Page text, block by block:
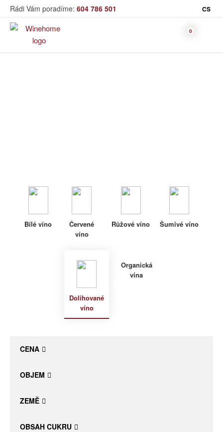
Rádi Vám poradíme: 604 786 501 CS
víno
vína
Specialní vína
Degustační sety
Daniel Pesat Wine
Bílé víno
Červené
víno
Růžové víno Šumivé víno
Dolihované
víno
Organická
vína
CENA
OBJEM
ZEMĚ
OBSAH CUKRU